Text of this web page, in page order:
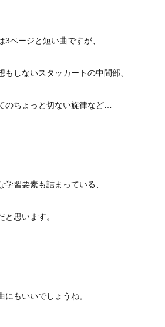
ページと短い曲ですが、
もしないスタッカートの中間部、
のちょっと切ない旋律など…
習要素も詰まっている、
思います。
もいいでしょうね。